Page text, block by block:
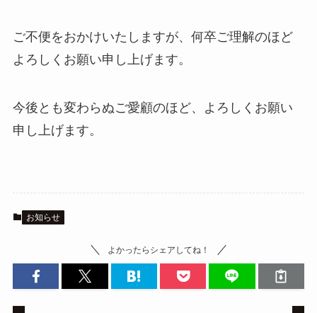
ご不便をおかけいたしますが、何卒ご理解のほど
よろしくお願い申し上げます。
今後とも変わらぬご愛顧のほど、よろしくお願い
申し上げます。
お知らせ
よかったらシェアしてね！